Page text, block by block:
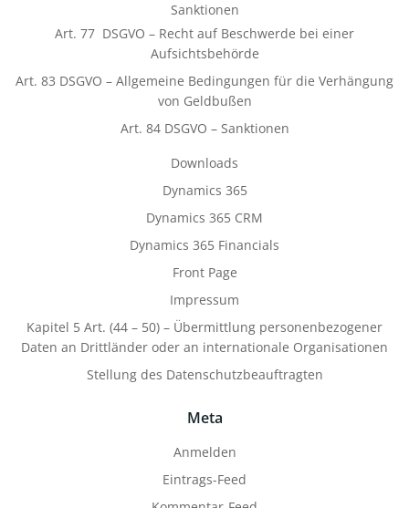
Sanktionen
Art. 77 DSGVO – Recht auf Beschwerde bei einer
Aufsichtsbehörde
Art. 83 DSGVO – Allgemeine Bedingungen für die Verhängung
von Geldbußen
Art. 84 DSGVO – Sanktionen
Downloads
Dynamics 365
Dynamics 365 CRM
Dynamics 365 Financials
Front Page
Impressum
Kapitel 5 Art. (44 – 50) – Übermittlung personenbezogener
Daten an Drittländer oder an internationale Organisationen
Stellung des Datenschutzbeauftragten
Meta
Anmelden
Eintrags-Feed